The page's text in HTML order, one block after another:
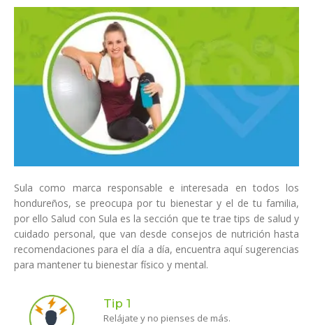
Sula como marca responsable e interesada en todos los
hondureños, se preocupa por tu bienestar y el de tu familia,
por ello Salud con Sula es la sección que te trae tips de salud y
cuidado personal, que van desde consejos de nutrición hasta
recomendaciones para el día a día, encuentra aquí sugerencias
para mantener tu bienestar físico y mental.
Tip 1
Relájate y no pienses de más.